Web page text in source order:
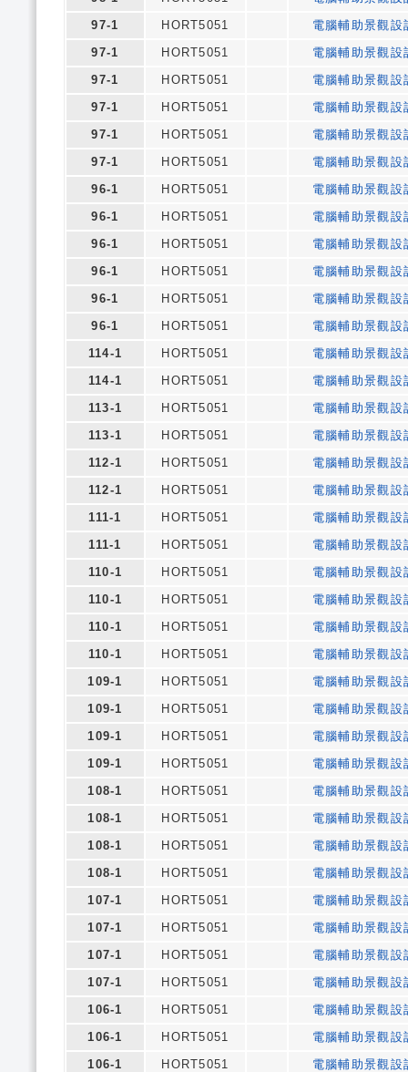
97-1
HORT5051
電腦輔助景觀設
97-1
HORT5051
電腦輔助景觀設
97-1
HORT5051
電腦輔助景觀設
97-1
HORT5051
電腦輔助景觀設
97-1
HORT5051
電腦輔助景觀設
97-1
HORT5051
電腦輔助景觀設
96-1
HORT5051
電腦輔助景觀設
96-1
HORT5051
電腦輔助景觀設
96-1
HORT5051
電腦輔助景觀設
96-1
HORT5051
電腦輔助景觀設
96-1
HORT5051
電腦輔助景觀設
96-1
HORT5051
電腦輔助景觀設
114-1
HORT5051
電腦輔助景觀設
114-1
HORT5051
電腦輔助景觀設
113-1
HORT5051
電腦輔助景觀設
113-1
HORT5051
電腦輔助景觀設
112-1
HORT5051
電腦輔助景觀設
112-1
HORT5051
電腦輔助景觀設
111-1
HORT5051
電腦輔助景觀設
111-1
HORT5051
電腦輔助景觀設
110-1
HORT5051
電腦輔助景觀設
110-1
HORT5051
電腦輔助景觀設
110-1
HORT5051
電腦輔助景觀設
110-1
HORT5051
電腦輔助景觀設
109-1
HORT5051
電腦輔助景觀設
109-1
HORT5051
電腦輔助景觀設
109-1
HORT5051
電腦輔助景觀設
109-1
HORT5051
電腦輔助景觀設
108-1
HORT5051
電腦輔助景觀設
108-1
HORT5051
電腦輔助景觀設
108-1
HORT5051
電腦輔助景觀設
108-1
HORT5051
電腦輔助景觀設
107-1
HORT5051
電腦輔助景觀設
107-1
HORT5051
電腦輔助景觀設
107-1
HORT5051
電腦輔助景觀設
107-1
HORT5051
電腦輔助景觀設
106-1
HORT5051
電腦輔助景觀設
106-1
HORT5051
電腦輔助景觀設
106-1
HORT5051
電腦輔助景觀設